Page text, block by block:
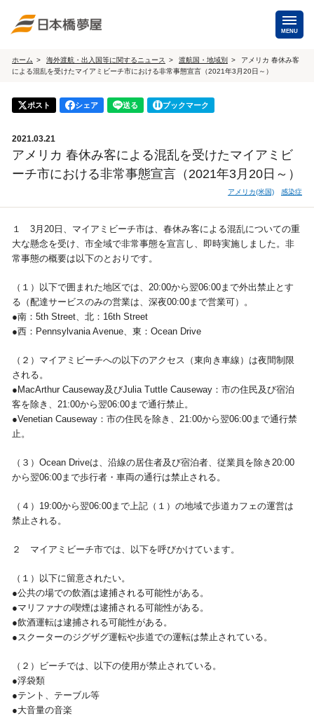
MENU
海外手配
海外航空券
商用・就労ビザ
ホテル・専用車・
通訳・ガイド
保険・Wi-Fiレンタル
国内手配
航空券
貸切バス・ハイヤー 通訳・ガイド
視察旅行・研修旅行
選ばれる理由
採用情報 企業情報
お問合わせ
ホーム 海外渡航・出入国等に関するニュース 渡航国・地域別
アメリカ 春休み客
による混乱を受けたマイアミビーチ市における非常事態宣言（2021年3月20日～）
ポスト シェア 送る ブックマーク
2021.03.21
アメリカ 春休み客による混乱を受けたマイアミビ
ーチ市における非常事態宣言（2021年3月20日～）
アメリカ(米国) 感染症
１ 3月20日、マイアミビーチ市は、春休み客による混乱についての重
大な懸念を受け、市全域で非常事態を宣言し、即時実施しました。非
常事態の概要は以下のとおりです。
（１）以下で囲まれた地区では、20:00から翌06:00まで外出禁止とす
る（配達サービスのみの営業は、深夜00:00まで営業可）。
●南：5th Street、北：16th Street
●西：Pennsylvania Avenue、東：Ocean Drive
（２）マイアミビーチへの以下のアクセス（東向き車線）は夜間制限
される。
●MacArthur Causeway及びJulia Tuttle Causeway：市の住民及び宿泊
客を除き、21:00から翌06:00まで通行禁止。
●Venetian Causeway：市の住民を除き、21:00から翌06:00まで通行禁
止。
（３）Ocean Driveは、沿線の居住者及び宿泊者、従業員を除き20:00
から翌06:00まで歩行者・車両の通行は禁止される。
（４）19:00から翌06:00まで上記（１）の地域で歩道カフェの運営は
禁止される。
２ マイアミビーチ市では、以下を呼びかけています。
（１）以下に留意されたい。
●公共の場での飲酒は逮捕される可能性がある。
●マリファナの喫煙は逮捕される可能性がある。
●飲酒運転は逮捕される可能性がある。
●スクーターのジグザグ運転や歩道での運転は禁止されている。
（２）ビーチでは、以下の使用が禁止されている。
●浮袋類
●テント、テーブル等
●大音量の音楽